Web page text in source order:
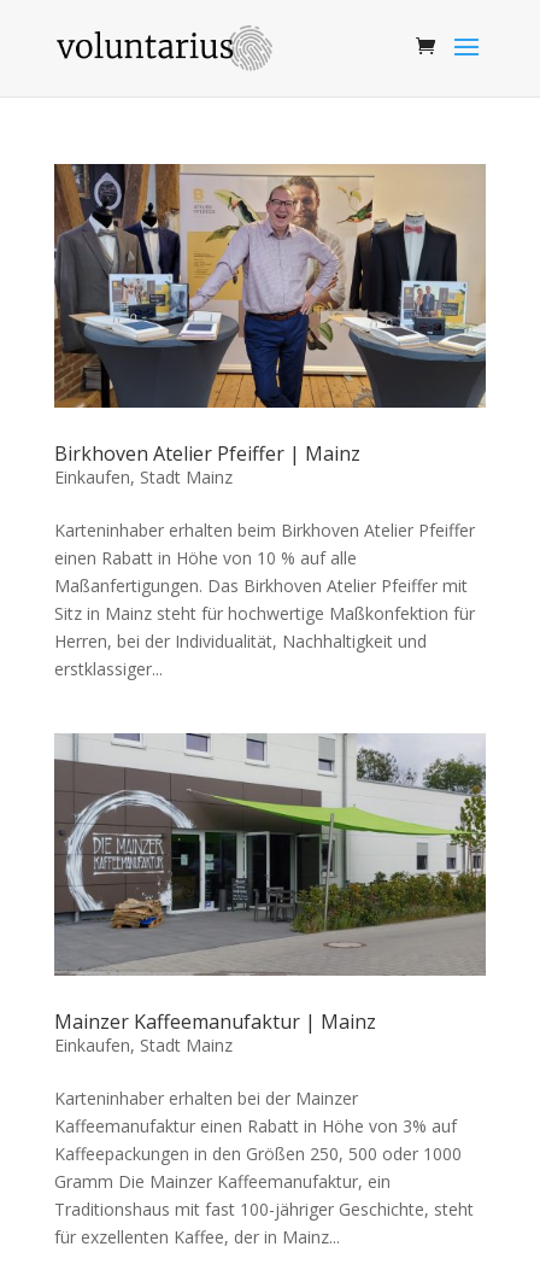
Birkhoven Atelier Pfeiffer | Mainz
Einkaufen, Stadt Mainz
Karteninhaber erhalten beim Birkhoven Atelier Pfeiffer
einen Rabatt in Höhe von 10 % auf alle
Maßanfertigungen. Das Birkhoven Atelier Pfeiffer mit
Sitz in Mainz steht für hochwertige Maßkonfektion für
Herren, bei der Individualität, Nachhaltigkeit und
erstklassiger...
Mainzer Kaffeemanufaktur | Mainz
Einkaufen, Stadt Mainz
Karteninhaber erhalten bei der Mainzer
Kaffeemanufaktur einen Rabatt in Höhe von 3% auf
Kaffeepackungen in den Größen 250, 500 oder 1000
Gramm Die Mainzer Kaffeemanufaktur, ein
Traditionshaus mit fast 100-jähriger Geschichte, steht
für exzellenten Kaffee, der in Mainz...